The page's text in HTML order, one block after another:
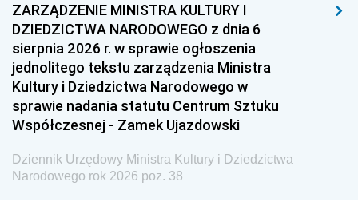
ZARZĄDZENIE MINISTRA KULTURY I
DZIEDZICTWA NARODOWEGO z dnia 6
sierpnia 2026 r. w sprawie ogłoszenia
jednolitego tekstu zarządzenia Ministra
Kultury i Dziedzictwa Narodowego w
sprawie nadania statutu Centrum Sztuku
Współczesnej - Zamek Ujazdowski
Dziennik Urzędowy Ministra Kultury i Dziedzictwa
Narodowego rok 2026 poz. 38